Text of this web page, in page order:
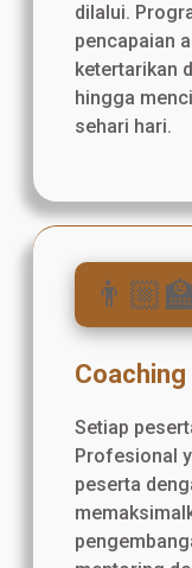
dilalui.
pencapaian
ketertarikan
hingga
sehari hari.
Setiap
Profesional
peserta